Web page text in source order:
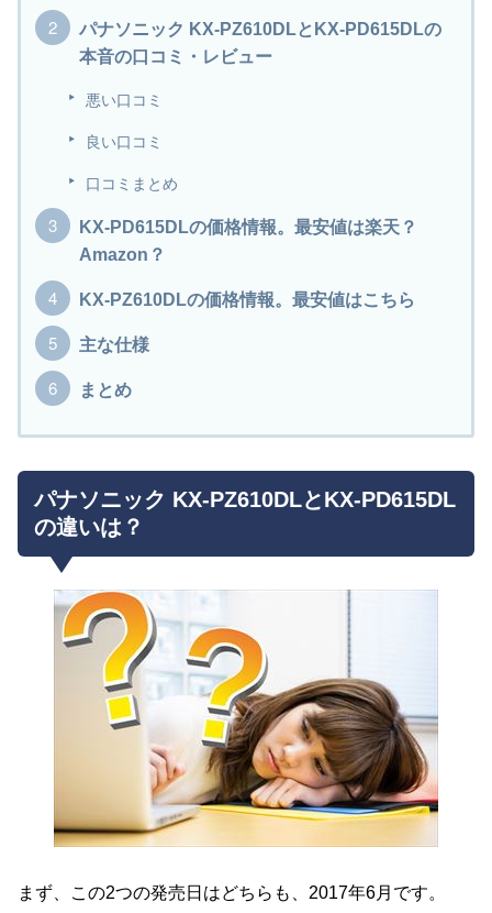
パナソニック KX-PZ610DLとKX-PD615DLの
本音の口コミ・レビュー
悪い口コミ
良い口コミ
口コミまとめ
KX-PD615DLの価格情報。最安値は楽天？
Amazon？
KX-PZ610DLの価格情報。最安値はこちら
主な仕様
まとめ
パナソニック KX-PZ610DLとKX-PD615DL
の違いは？
まず、この2つの発売日はどちらも、2017年6月です。